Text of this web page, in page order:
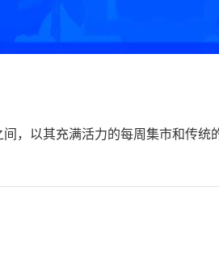
，以其充满活力的每周集市和传